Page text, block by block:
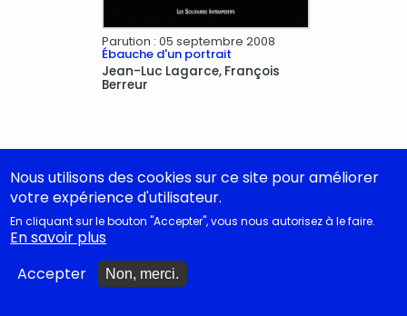
Parution : 05 septembre 2008
Ébauche d'un portrait
Jean-Luc Lagarce François
Berreur
SUIVRE L'ACTUALITÉ
Nous utilisons des cookies sur ce site pour améliorer
votre expérience d'utilisateur.
En cliquant sur le bouton "Accepter", vous nous autorisez à le faire.
En savoir plus
Accepter
Non, merci.